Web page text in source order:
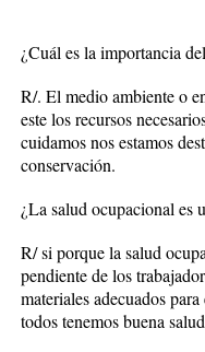
¿Cuál es la importancia
R/. El medio ambiente o
este los recursos
cuidamos nos estamos
conservación.
¿La salud ocupacional es
R/ si porque la salud
pendiente de los
materiales adecuados
todos tenemos buena